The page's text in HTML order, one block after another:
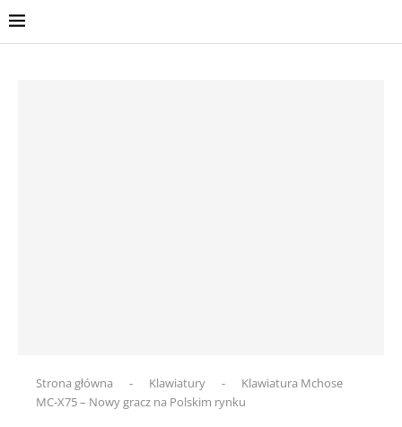
Strona główna - Klawiatury -
Klawiatura Mchose
MC-X75 – Nowy gracz na Polskim rynku